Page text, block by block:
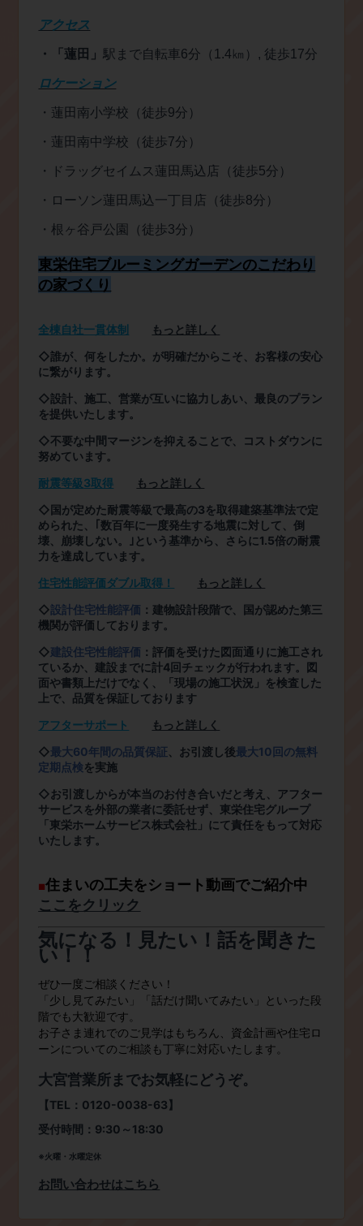
アクセス
・「蓮田」駅まで自転車6分（ 1.4㎞） , 徒歩17分
ロケーション
・蓮田南小学校（徒歩9分）
・蓮田南中学校（徒歩7分）
・ドラッグセイムス蓮田馬込店（徒歩5分）
・ローソン蓮田馬込一丁目店（徒歩8分）
・根ヶ谷戸公園（徒歩3分）
東栄住宅ブルーミングガーデンのこだわり
の家づくり
全棟自社一貫体制
もっと詳しく
◇誰が、何をしたか。が明確だからこそ、お客様の安心
に繋がります。
◇設計、施工、営業が互いに協力しあい、最良のプラン
を提供いたします。
◇不要な中間マージンを抑えることで、コストダウンに
努めています。
耐震等級3取得
もっと詳しく
◇国が定めた耐震等級で最高の3を取得建築基準法で定
められた、｢数百年に一度発生する地震に対して、倒
壊、崩壊しない。｣という基準から、さらに1.5倍の耐震
力を達成しています。
住宅性能評価ダブル取得！
もっと詳しく
◇設計住宅性能評価 ：建物設計段階で、国が認めた第三
機関が評価しております。
◇建設住宅性能評価 ：評価を受けた図面通りに施工され
ているか、建設までに計4回チェックが行われます。図
面や書類上だけでなく、「現場の施工状況」を検査した
上で、品質を保証しております
アフターサポート
もっと詳しく
◇最大60年間の品質保証 、お引渡し後最大10 回の無料
定期点検を実施
◇お引渡しからが本当のお付き合いだと考え、アフター
サービスを外部の業者に委託せず、東栄住宅グループ
「東栄ホームサービス株式会社」にて責任をもって対応
いたします。
■住まいの工夫をショート動画でご紹介中
ここをクリック
気になる！見たい！話を聞きた
い！！
ぜひ一度ご相談ください！
「少し見てみたい」「話だけ聞いてみたい」といった段
階でも大歓迎です。
お子さま連れでのご見学はもちろん、資金計画や住宅ロ
ーンについてのご相談も丁寧に対応いたします。
大宮営業所までお気軽にどうぞ。
【TEL ： 0120-0038-63】
受付時間： 9:30 ～ 18:30
※火曜・水曜定休
お問い合わせはこちら